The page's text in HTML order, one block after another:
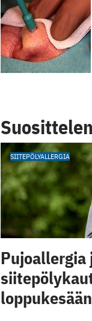
SIITEPÖLYALLERGIA
Pujoallergia
loppukesään